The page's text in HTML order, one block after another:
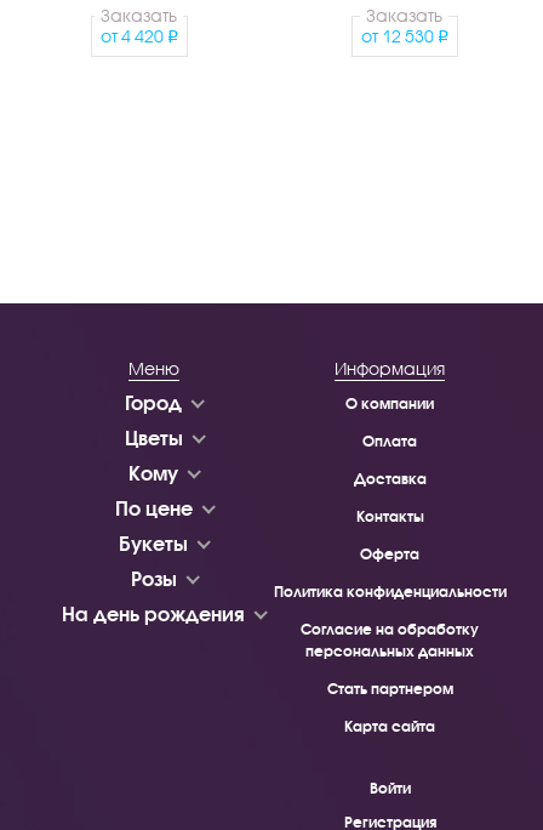
Заказать
от 4 420
Заказать
от 12 530
Меню
Город
Цветы
Кому
По цене
Букеты
Розы
На день рождения
Информация
О компании
Оплата
Доставка
Контакты
Оферта
Политика конфиденциальности
Согласие на обработку
персональных данных
Стать партнером
Карта сайта
Войти
Регистрация